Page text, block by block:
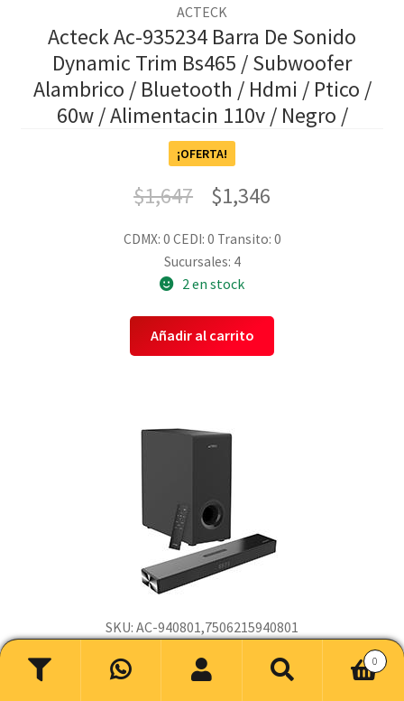
ACTECK
Acteck Ac-935234 Barra De Sonido
Dynamic Trim Bs465 / Subwoofer
Alambrico / Bluetooth / Hdmi / Ptico /
60w / Alimentacin 110v / Negro /
¡OFERTA!
$1,647 $1,346
CDMX: 0 CEDI: 0 Transito: 0
Sucursales: 4
2 en stock
Añadir al carrito
SKU: AC-940801,7506215940801
Acteck Ac-940801,7506215940801 Barra
Buscar
Buscar
0